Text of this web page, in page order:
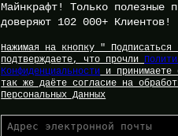
Майнкрафт! Только полезные
доверяют 102 000+ Клиентов!
Нажимая на кнопку "
подтверждаете, что прочли
Конфиденциальности и
так же даёте согласие на
Персональных Данных